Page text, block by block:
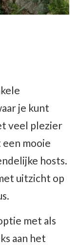
je kunt
veel plezier
een mooie
hosts.
uitzicht op
met als
aan het